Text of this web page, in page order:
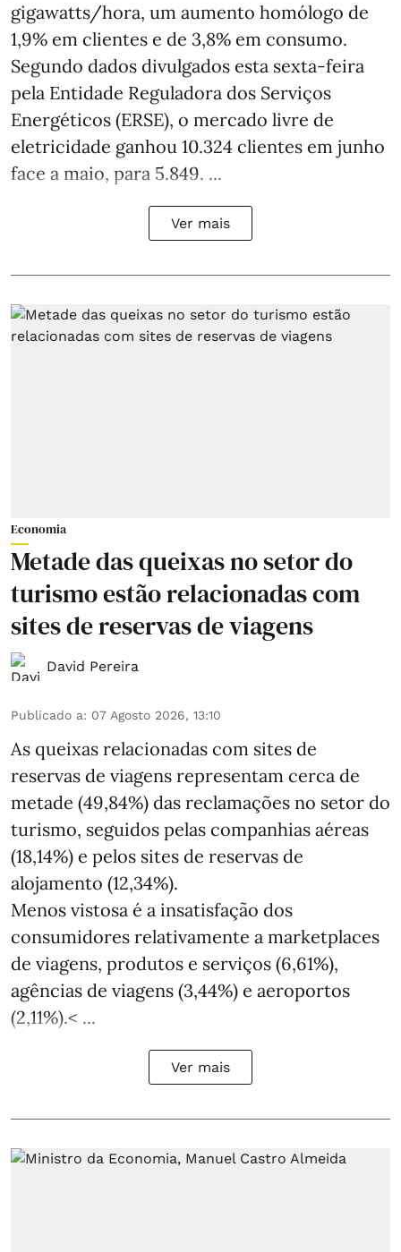
gigawatts/hora, um aumento homólogo de
1,9% em clientes e de 3,8% em consumo.
Segundo dados divulgados esta sexta-feira
pela Entidade Reguladora dos Serviços
Energéticos (ERSE), o mercado livre de
eletricidade ganhou 10.324 clientes em junho
face a maio, para 5.849. ...
Ver mais
Economia
Metade das queixas no setor do
turismo estão relacionadas com
sites de reservas de viagens
David Pereira
Publicado a: 07 Agosto 2026, 13:10
As queixas relacionadas com sites de
reservas de viagens representam cerca de
metade (49,84%) das reclamações no setor do
turismo, seguidos pelas companhias aéreas
(18,14%) e pelos sites de reservas de
alojamento (12,34%).
Menos vistosa é a insatisfação dos
consumidores relativamente a marketplaces
de viagens, produtos e serviços (6,61%),
agências de viagens (3,44%) e aeroportos
(2,11%).< ...
Ver mais